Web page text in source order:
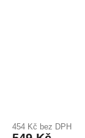
produktu
454 Kč bez DPH